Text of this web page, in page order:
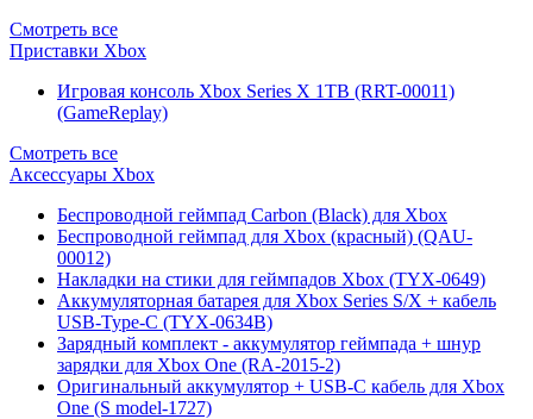
Смотреть все
Приставки Xbox
Игровая консоль Xbox Series X 1TB (RRT-00011)
(GameReplay)
Смотреть все
Аксессуары Xbox
Беспроводной геймпад Carbon (Black) для Xbox
Беспроводной геймпад для Xbox (красный) (QAU-
00012)
Накладки на стики для геймпадов Xbox (TYX-0649)
Аккумуляторная батарея для Xbox Series S/X + кабель
USB-Type-C (TYX-0634B)
Зарядный комплект - аккумулятор геймпада + шнур
зарядки для Xbox One (RA-2015-2)
Оригинальный аккумулятор + USB-C кабель для Xbox
One (S model-1727)